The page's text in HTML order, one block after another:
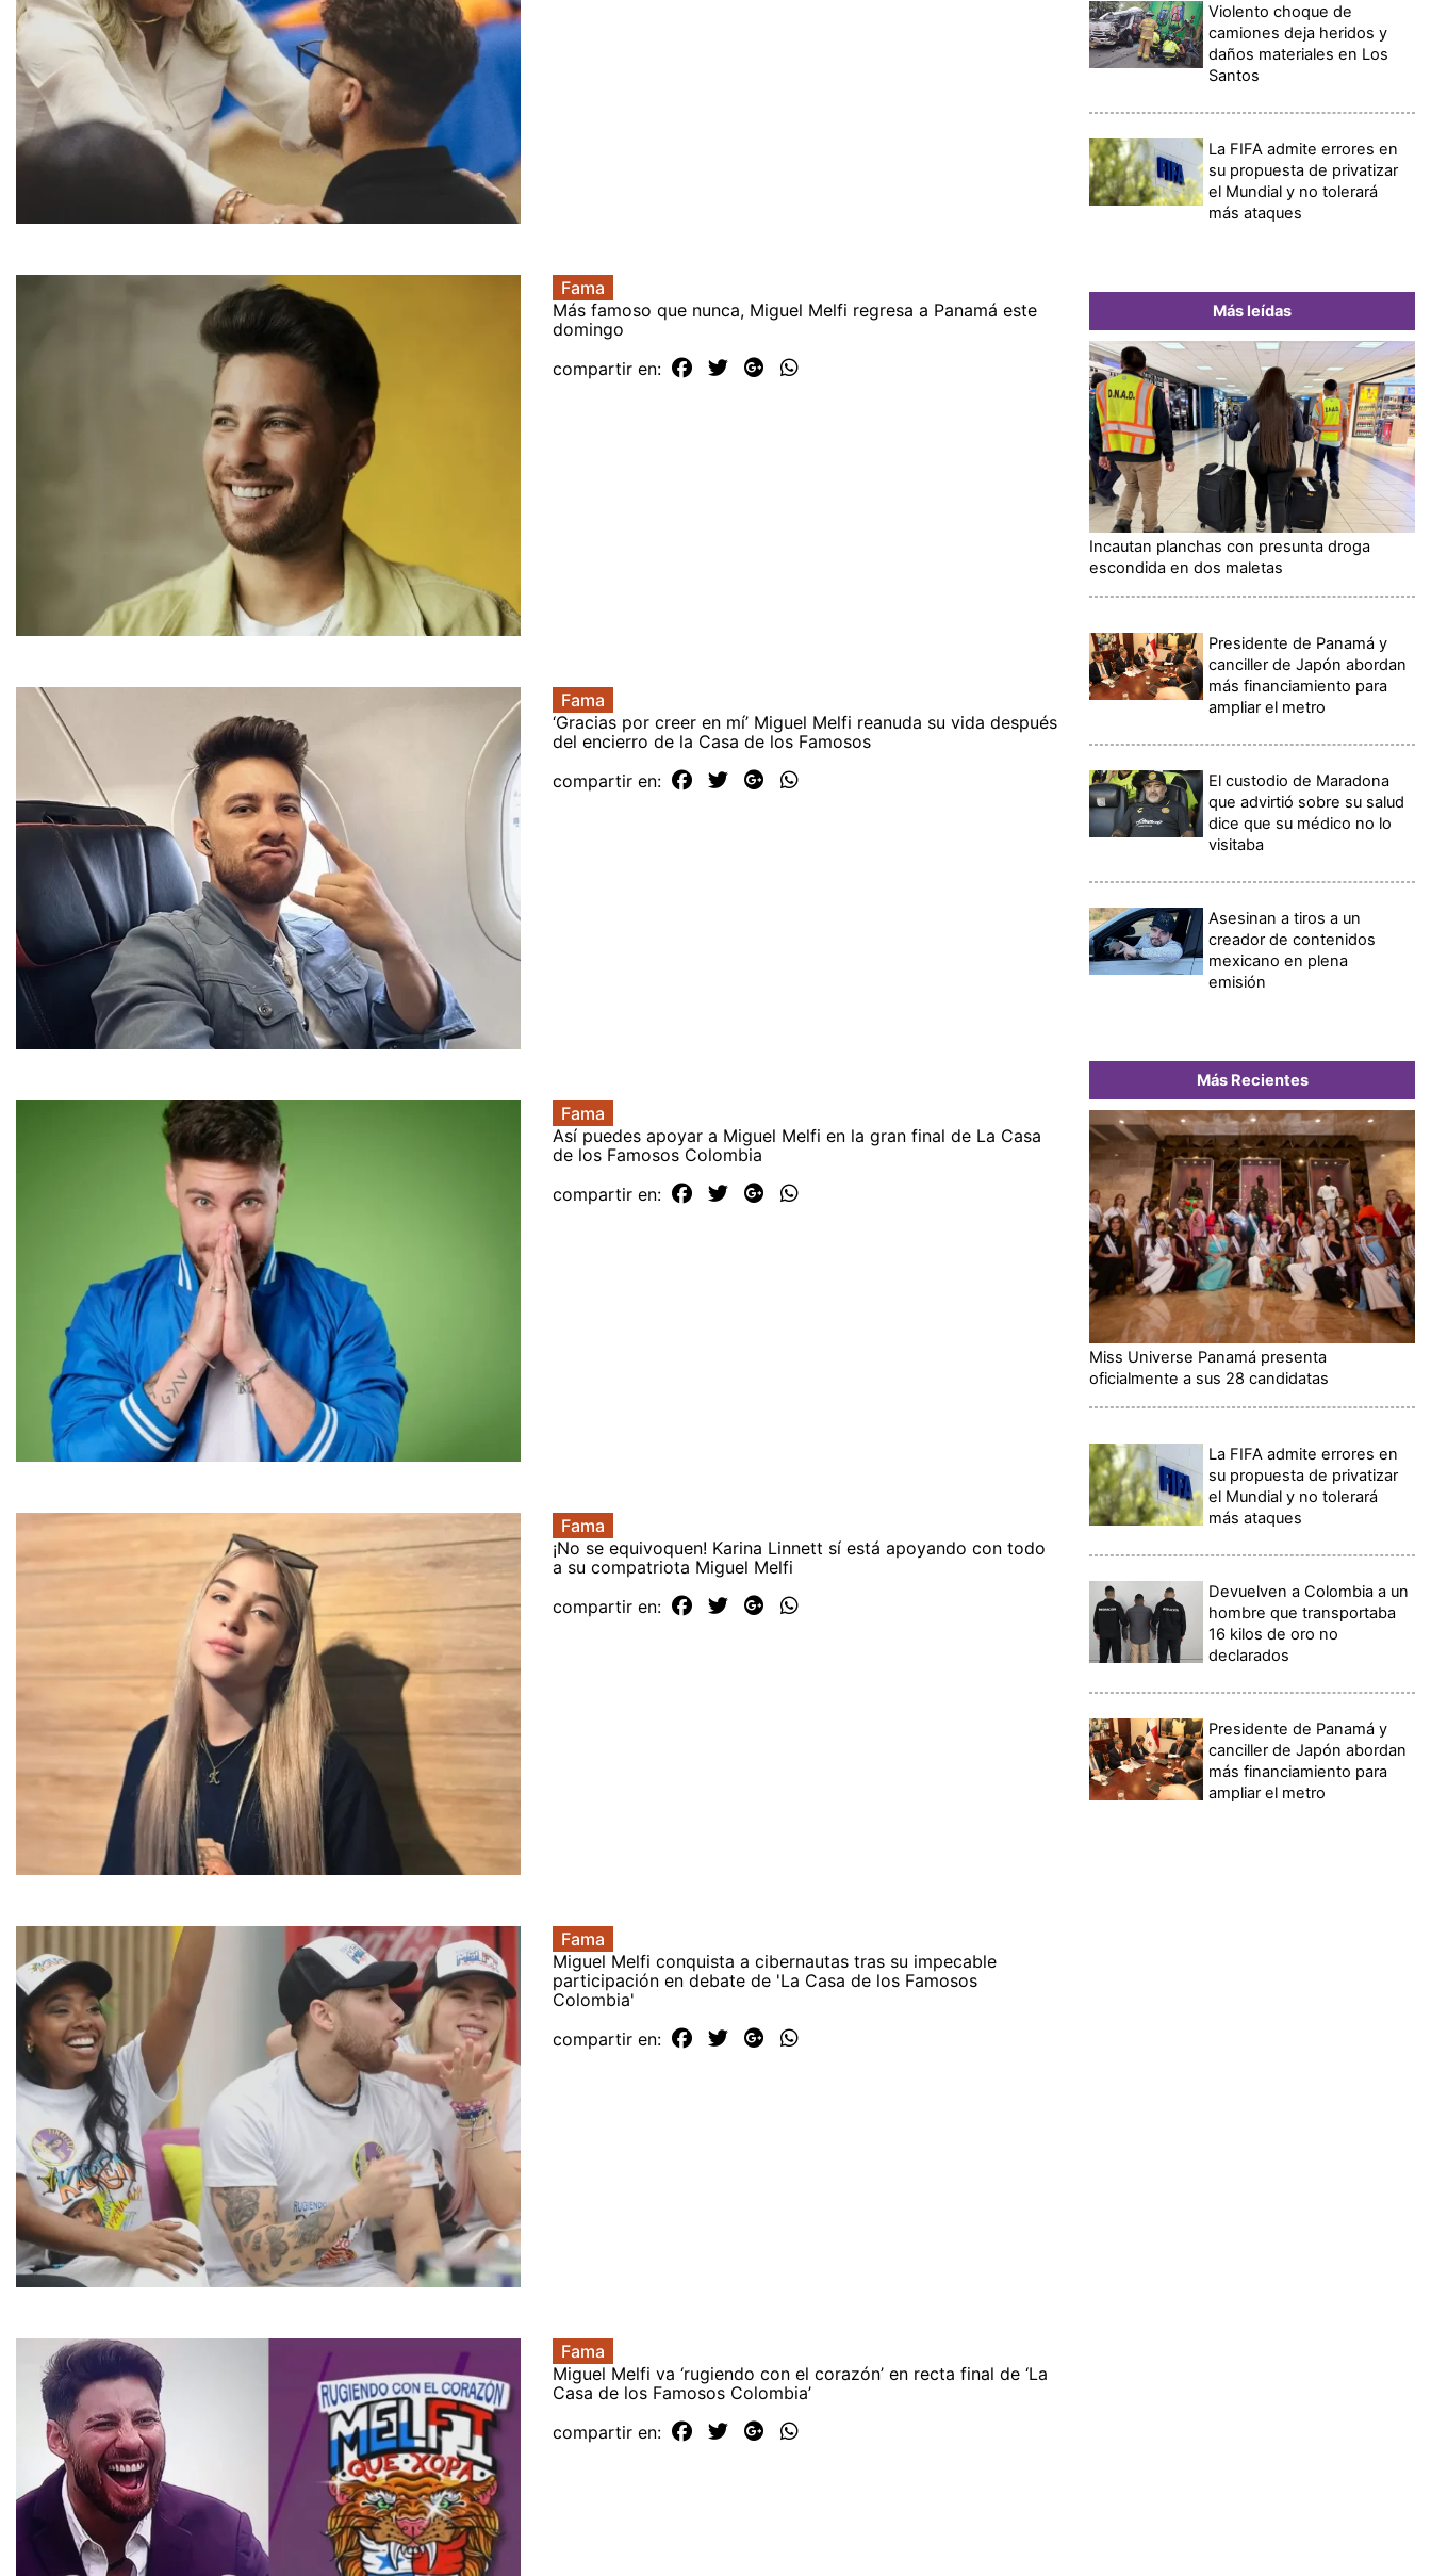
Fama
Más famoso que nunca, Miguel Melfi regresa a Panamá este
domingo
compartir en:
Fama
‘Gracias por creer en mí’ Miguel Melfi reanuda su vida después
del encierro de la Casa de los Famosos
compartir en:
Fama
Así puedes apoyar a Miguel Melfi en la gran final de La Casa
de los Famosos Colombia
compartir en:
Fama
¡No se equivoquen! Karina Linnett sí está apoyando con todo
a su compatriota Miguel Melfi
compartir en:
Fama
Miguel Melfi conquista a cibernautas tras su impecable
participación en debate de 'La Casa de los Famosos
Colombia'
compartir en:
Fama
Miguel Melfi va ‘rugiendo con el corazón’ en recta final de ‘La
Casa de los Famosos Colombia’
compartir en:
Violento choque de
camiones deja heridos y
daños materiales en Los
Santos
La FIFA admite errores en
su propuesta de privatizar
el Mundial y no tolerará
más ataques
Más leídas
Incautan planchas con presunta droga
escondida en dos maletas
Presidente de Panamá y
canciller de Japón abordan
más financiamiento para
ampliar el metro
El custodio de Maradona
que advirtió sobre su salud
dice que su médico no lo
visitaba
Asesinan a tiros a un
creador de contenidos
mexicano en plena
emisión
Más Recientes
Miss Universe Panamá presenta
oficialmente a sus 28 candidatas
La FIFA admite errores en
su propuesta de privatizar
el Mundial y no tolerará
más ataques
Devuelven a Colombia a un
hombre que transportaba
16 kilos de oro no
declarados
Presidente de Panamá y
canciller de Japón abordan
más financiamiento para
ampliar el metro